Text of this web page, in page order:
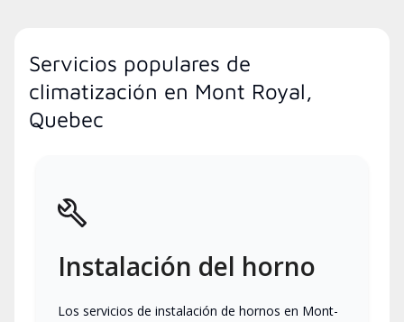
Servicios populares de
climatización en Mont Royal,
Quebec
Instalación del horno
Los servicios de instalación de hornos en Mont-